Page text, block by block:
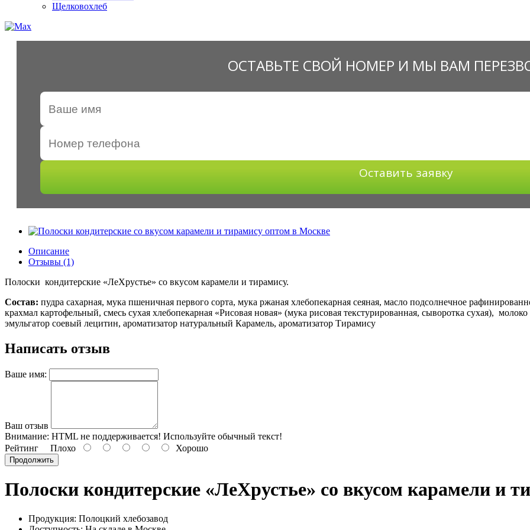
Щелковохлеб
ОСТАВЬТЕ СВОЙ НОМЕР И МЫ ВАМ
Оставить заявку
Описание
Отзывы (1)
Полоски кондитерские «ЛеХрустье» со вкусом карамели и тирамису.
Состав: пудра сахарная, мука пшеничная первого сорта, мука ржаная хлебопекарная сеяная, масло подсолнечное
крахмал картофельный, смесь сухая хлебопекарная «Рисовая новая» (мука рисовая текстурированная, сыворотка сухая),
эмульгатор соевый лецитин, ароматизатор натуральный Карамель, ароматизатор Тирамису
Написать отзыв
Ваше имя:
Ваш отзыв
Внимание: HTML не поддерживается! Используйте обычный текст!
Рейтинг Плохо Хорошо
Продолжить
Полоски кондитерские «ЛеХрустье» со вкусом карамели и
Продукция: Полоцкий хлебозавод